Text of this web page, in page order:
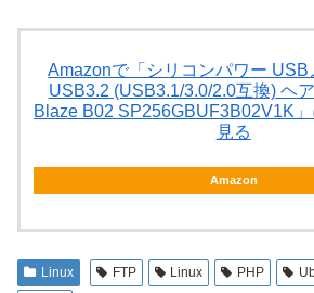
Amazonで「シリコンパワー USB
USB3.2 (USB3.1/3.0/2.0互換) ヘ
Blaze B02 SP256GBUF3B02V1K
見る
Amazon
Linux FTP Linux PHP